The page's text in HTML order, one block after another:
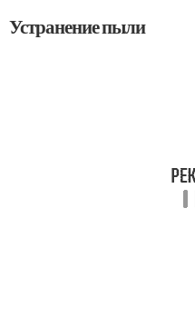
Устранение пыли